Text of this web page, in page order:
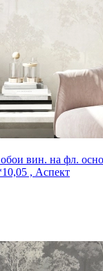
вин. на фл.
, Аспект